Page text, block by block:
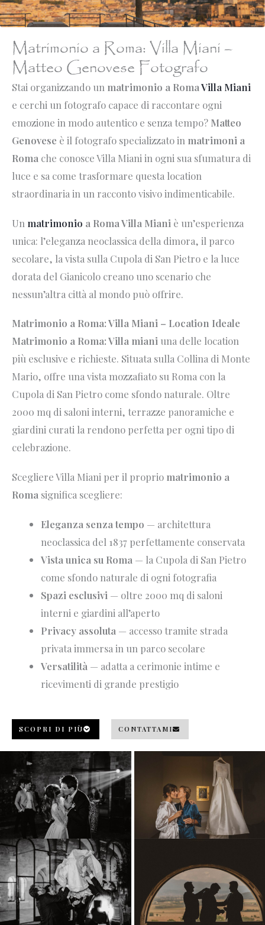
Matrimonio a Roma: Villa Miani –
Matteo Genovese Fotografo
Stai organizzando un matrimonio a RomaVilla Miani
e cerchi un fotografo capace di raccontare ogni
emozione in modo autentico e senza tempo? Matteo
Genovese è il fotografo specializzato in matrimoni a
Roma che conosce Villa Miani in ogni sua sfumatura di
luce e sa come trasformare questa location
straordinaria in un racconto visivo indimenticabile.
Un matrimonio a Roma Villa Miani è un’esperienza
unica: l’eleganza neoclassica della dimora, il parco
secolare, la vista sulla Cupola di San Pietro e la luce
dorata del Gianicolo creano uno scenario che
nessun’altra città al mondo può offrire.
Matrimonio a Roma: Villa Miani – Location Ideale
Matrimonio a Roma: Villa miani una delle location
più esclusive e richieste. Situata sulla Collina di Monte
Mario, offre una vista mozzafiato su Roma con la
Cupola di San Pietro come sfondo naturale. Oltre
2000 mq di saloni interni, terrazze panoramiche e
giardini curati la rendono perfetta per ogni tipo di
celebrazione.
Scegliere Villa Miani per il proprio matrimonio a
Roma significa scegliere:
Eleganza senza tempo — architettura
neoclassica del 1837 perfettamente conservata
Vista unica su Roma — la Cupola di San Pietro
come sfondo naturale di ogni fotografia
Spazi esclusivi — oltre 2000 mq di saloni
interni e giardini all’aperto
Privacy assoluta — accesso tramite strada
privata immersa in un parco secolare
Versatilità — adatta a cerimonie intime e
ricevimenti di grande prestigio
SCOPRI DI PIÙ CONTATTAMI